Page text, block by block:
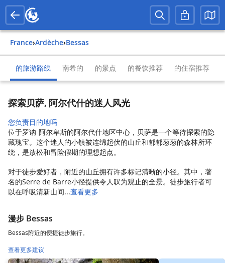
France› Ardèche› Bessas
的旅游路线 南希的 的景点 的餐饮推荐 的住宿推荐
探索贝萨, 阿尔代什的迷人风光
您负责目的地吗
位于罗讷-阿尔卑斯的阿尔代什地区中心，贝萨是一个等待探索的隐
藏瑰宝。这个迷人的小镇被连绵起伏的山丘和郁郁葱葱的森林所环
绕，是放松和冒险假期的理想起点。
对于徒步爱好者，附近的山丘拥有许多标记清晰的小径。其中，著
名的Serre de Barre小径提供令人叹为观止的全景。徒步旅行者可
以在呼吸清新山间...查看更多
漫步 Bessas
Bessas附近的便捷徒步旅行。
查看更多建议